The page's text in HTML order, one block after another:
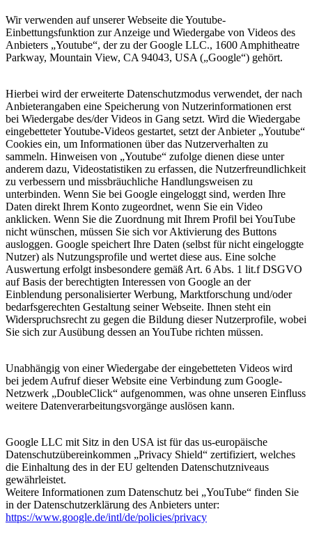
Wir verwenden auf unserer Webseite die Youtube-
Einbettungsfunktion zur Anzeige und Wiedergabe von Videos des
Anbieters „Youtube“, der zu der Google LLC., 1600 Amphitheatre
Parkway, Mountain View, CA 94043, USA („Google“) gehört.
Hierbei wird der erweiterte Datenschutzmodus verwendet, der nach
Anbieterangaben eine Speicherung von Nutzerinformationen erst
bei Wiedergabe des/der Videos in Gang setzt. Wird die Wiedergabe
eingebetteter Youtube-Videos gestartet, setzt der Anbieter „Youtube“
Cookies ein, um Informationen über das Nutzerverhalten zu
sammeln. Hinweisen von „Youtube“ zufolge dienen diese unter
anderem dazu, Videostatistiken zu erfassen, die Nutzerfreundlichkeit
zu verbessern und missbräuchliche Handlungsweisen zu
unterbinden. Wenn Sie bei Google eingeloggt sind, werden Ihre
Daten direkt Ihrem Konto zugeordnet, wenn Sie ein Video
anklicken. Wenn Sie die Zuordnung mit Ihrem Profil bei YouTube
nicht wünschen, müssen Sie sich vor Aktivierung des Buttons
ausloggen. Google speichert Ihre Daten (selbst für nicht eingeloggte
Nutzer) als Nutzungsprofile und wertet diese aus. Eine solche
Auswertung erfolgt insbesondere gemäß Art. 6 Abs. 1 lit.f DSGVO
auf Basis der berechtigten Interessen von Google an der
Einblendung personalisierter Werbung, Marktforschung und/oder
bedarfsgerechten Gestaltung seiner Webseite. Ihnen steht ein
Widerspruchsrecht zu gegen die Bildung dieser Nutzerprofile, wobei
Sie sich zur Ausübung dessen an YouTube richten müssen.
Unabhängig von einer Wiedergabe der eingebetteten Videos wird
bei jedem Aufruf dieser Website eine Verbindung zum Google-
Netzwerk „DoubleClick“ aufgenommen, was ohne unseren Einfluss
weitere Datenverarbeitungsvorgänge auslösen kann.
Google LLC mit Sitz in den USA ist für das us-europäische
Datenschutzübereinkommen „Privacy Shield“ zertifiziert, welches
die Einhaltung des in der EU geltenden Datenschutzniveaus
gewährleistet.
Weitere Informationen zum Datenschutz bei „YouTube“ finden Sie
in der Datenschutzerklärung des Anbieters unter:
https://www.google.de/intl/de/policies/privacy